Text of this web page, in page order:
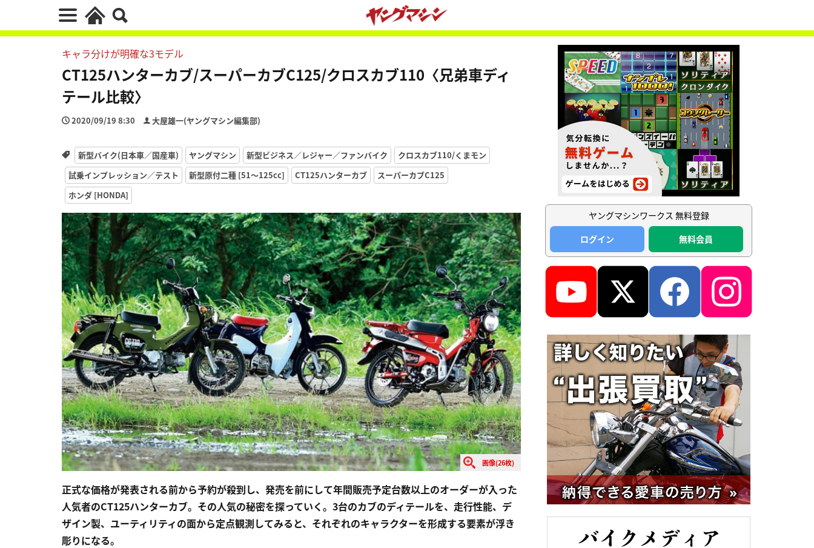
キャラ分けが明確な3モデル
CT125ハンターカブ/スーパーカブC125/クロスカブ110〈兄弟車ディ
テール比較〉
2020/09/19 8:30 大屋雄一(ヤングマシン編集部)
新型バイク(日本車／国産車) ヤングマシン 新型ビジネス／レジャー／ファンバイク
クロスカブ110/くまモン
試乗インプレッション／テスト
新型原付二種 [51〜125cc] CT125ハンターカブ
スーパーカブC125
ホンダ [HONDA]
画像(26枚)
正式な価格が発表される前から予約が殺到し、発売を前にして年間販売予定台数以上のオーダーが入った
人気者のCT125ハンターカブ。その人気の秘密を探っていく。3台のカブのディテールを、走行性能、デ
ザイン製、ユーティリティの面から定点観測してみると、それぞれのキャラクターを形成する要素が浮き
彫りになる。
ヤングマシンワークス 無料登録
ログイン
無料会員